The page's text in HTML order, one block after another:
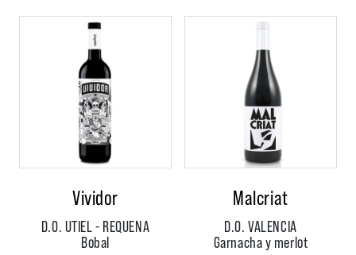
Vividor
D.O. UTIEL - REQUENA
Bobal
Malcriat
D.O. VALENCIA
Garnacha y merlot